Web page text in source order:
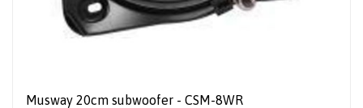
Musway 20cm subwoofer - CSM-8WR